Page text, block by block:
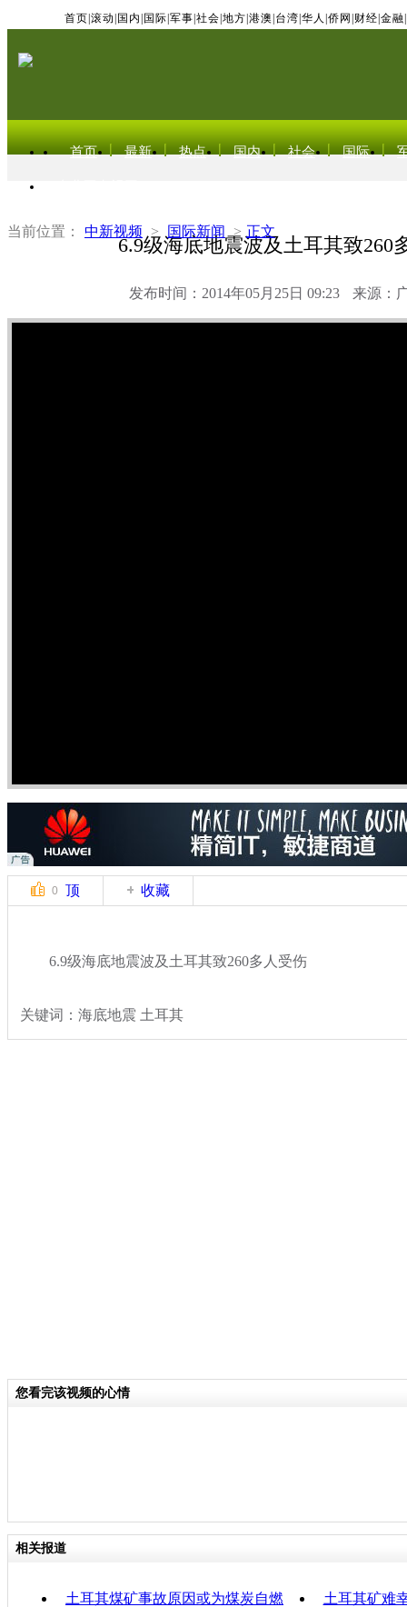
首页 滚动 国内 国际 军事 社会 地方 港澳 台湾 华人 侨网 财经 金融
首页 最新 热点 国内 社会 国际
当前位置： 中新视频 > 国际新闻 > 正文
6.9级海底地震波及土耳其致260
发布时间：2014年05月25日 09:23 来源：
0 顶 收藏
6.9级海底地震波及土耳其致260多人受伤
关键词：海底地震 土耳其
您看完该视频的心情
相关报道
土耳其煤矿事故原因或为煤炭自燃
土耳其矿难